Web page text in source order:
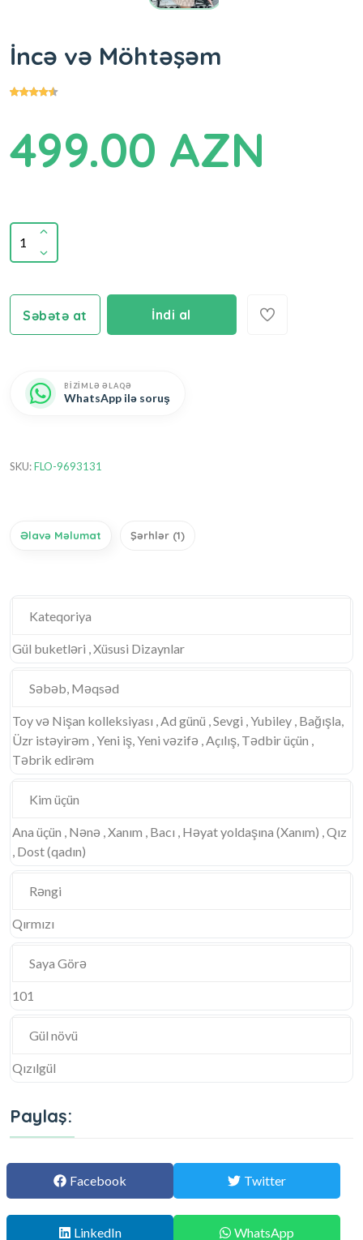
İncə və Möhtəşəm
499.00 AZN
Səbətə at İndi al
BİZİMLƏ ƏLAQƏ
WhatsApp ilə soruş
SKU:FLO-9693131
Əlavə Məlumat Şərhlər (1)
Kateqoriya
Gül buketləri , Xüsusi Dizaynlar
Səbəb, Məqsəd
Toy və Nişan kolleksiyası , Ad günü , Sevgi , Yubiley , Bağışla,
Üzr istəyirəm , Yeni iş, Yeni vəzifə , Açılış, Tədbir üçün ,
Təbrik edirəm
Kim üçün
Ana üçün , Nənə , Xanım , Bacı , Həyat yoldaşına (Xanım) , Qız
, Dost (qadın)
Rəngi
Qırmızı
Saya Görə
101
Gül növü
Qızılgül
Paylaş:
Facebook Twitter
LinkedIn WhatsApp